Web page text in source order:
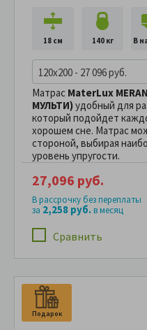
18 см 140 кг В
120x200 - 27 096 руб.
Матрас MaterLux
МУЛЬТИ)удобный для
который подойдет
хорошем сне. Матрас
стороной, выбирая
уровень упругости.
Сравнить
27,096 руб.
В рассрочку без переплаты
за 2,258 руб.в месяц
Подарок